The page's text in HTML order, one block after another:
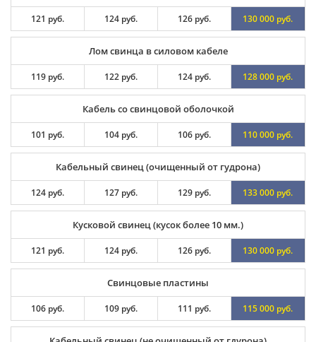
121 руб. 124 руб. 126 руб. 130 000 руб.
Лом свинца в силовом кабеле
119 руб. 122 руб. 124 руб. 128 000 руб.
Кабель со свинцовой оболочкой
101 руб. 104 руб. 106 руб. 110 000 руб.
Кабельный свинец (очищенный от гудрона)
124 руб. 127 руб. 129 руб. 133 000 руб.
Кусковой свинец (кусок более 10 мм.)
121 руб. 124 руб. 126 руб. 130 000 руб.
Свинцовые пластины
106 руб. 109 руб. 111 руб. 115 000 руб.